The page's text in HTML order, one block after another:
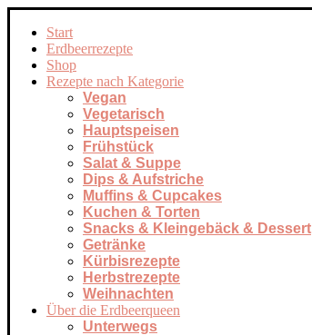
Start
Erdbeerrezepte
Shop
Rezepte nach Kategorie
Vegan
Vegetarisch
Hauptspeisen
Frühstück
Salat & Suppe
Dips & Aufstriche
Muffins & Cupcakes
Kuchen & Torten
Snacks & Kleingebäck & Dessert
Getränke
Kürbisrezepte
Herbstrezepte
Weihnachten
Über die Erdbeerqueen
Unterwegs